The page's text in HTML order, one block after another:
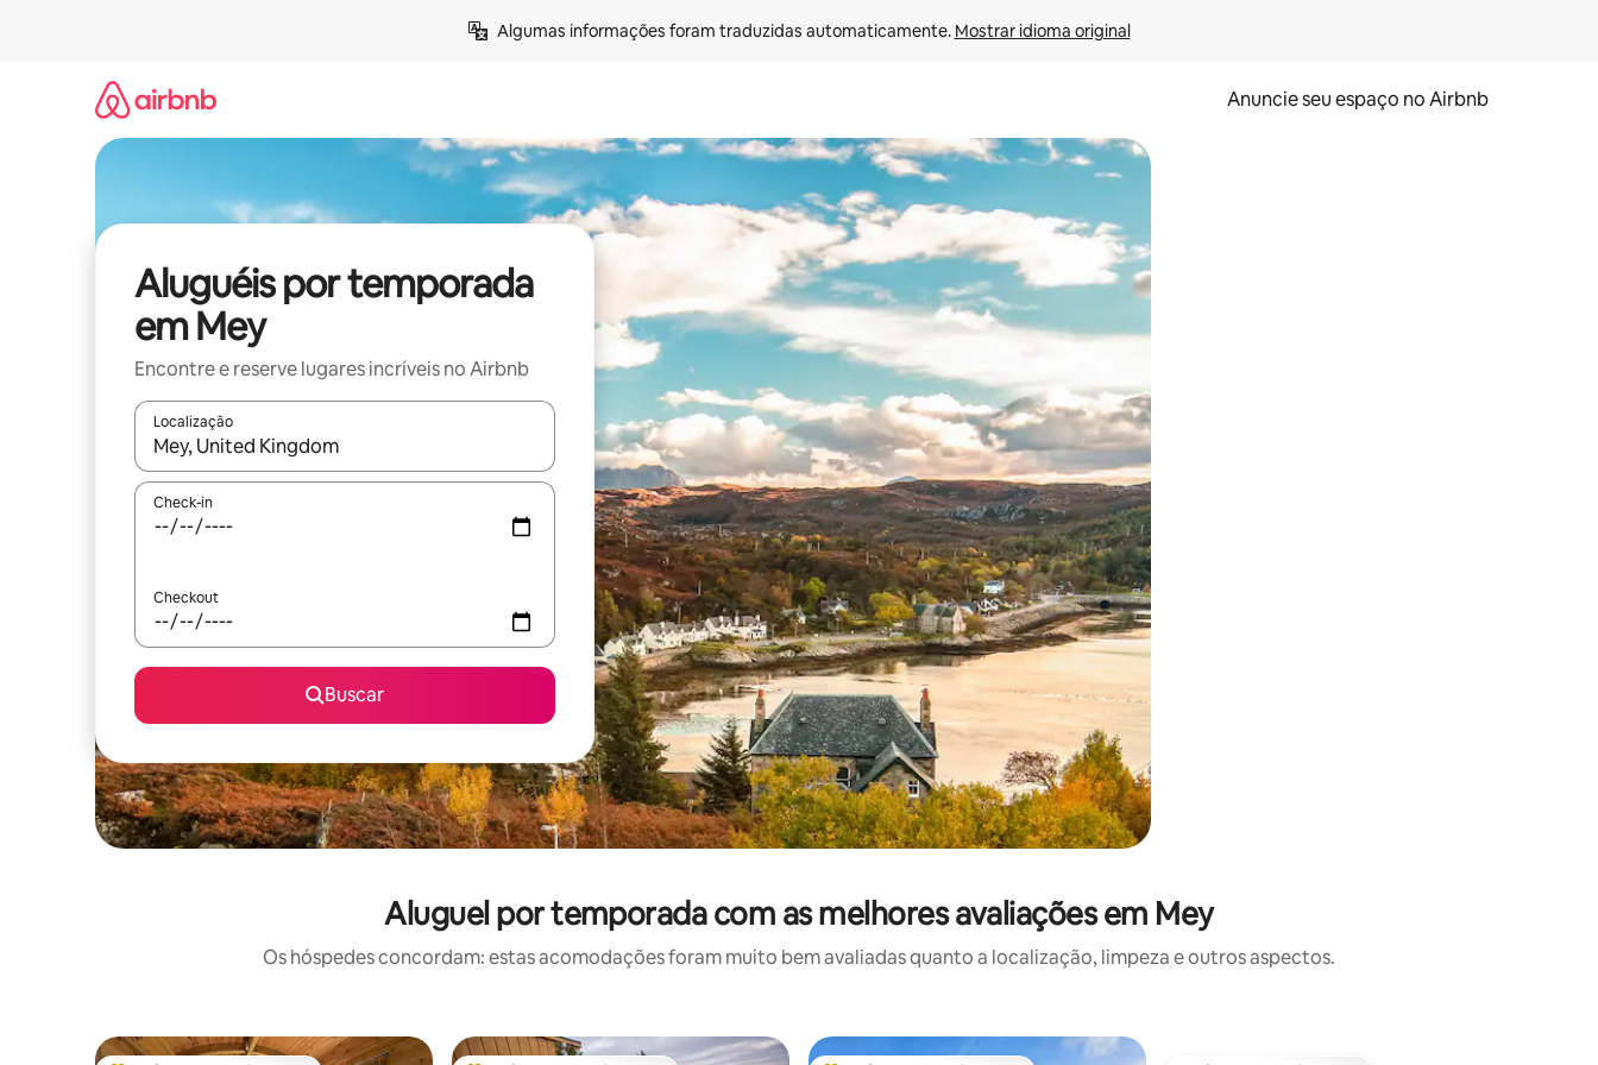
Algumas informações foram traduzidas automaticamente. Mostrar idioma original
Anuncie seu espaço no Airbnb
Aluguéis por temporada
em Mey
Encontre e reserve lugares incríveis no Airbnb
Localização
Quando os resultados estiverem disponíveis, explore-os usando as seta para cima e para baixo do teclado ou tocando e deslizando o dedo na tela.
Check-in
Checkout
Buscar
Aluguel por temporada com as melhores avaliações em Mey
Os hóspedes concordam: estas acomodações foram muito bem avaliadas quanto a localização, limpeza e outros aspectos.